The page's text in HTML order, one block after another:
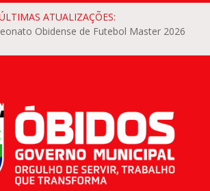
ATUALIZAÇÕES:
Obidense de Futebol Master 2026